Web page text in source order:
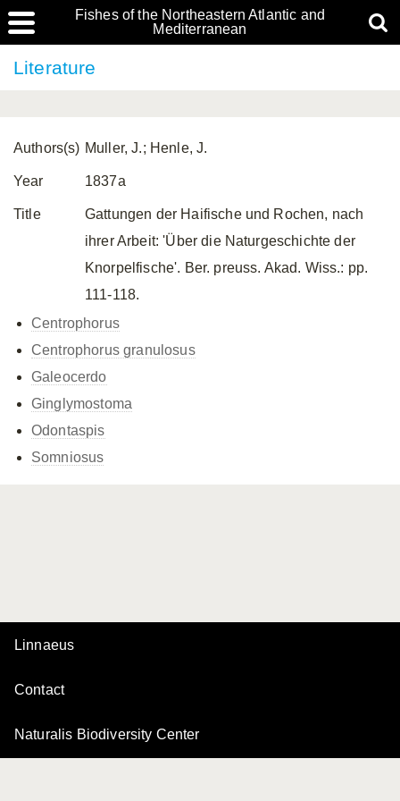
Fishes of the Northeastern Atlantic and
Mediterranean
Literature
Authors(s) Muller, J.; Henle, J.
Year 1837a
Title
Gattungen der Haifische und Rochen, nach
ihrer Arbeit: 'Über die Naturgeschichte der
Knorpelfische'. Ber. preuss. Akad. Wiss.: pp.
111-118.
Centrophorus
Centrophorus granulosus
Galeocerdo
Ginglymostoma
Odontaspis
Somniosus
Linnaeus
Contact
Naturalis Biodiversity Center